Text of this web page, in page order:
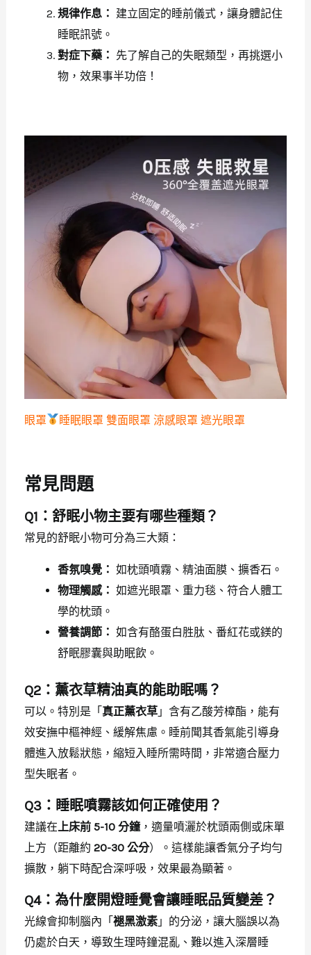
規律作息： 建立固定的睡前儀式，讓身體記住
睡眠訊號。
對症下藥： 先了解自己的失眠類型，再挑選小
物，效果事半功倍！
眼罩 睡眠眼罩 雙面眼罩 涼感眼罩 遮光眼罩
常見問題
Q1：舒眠小物主要有哪些種類？
常見的舒眠小物可分為三大類：
香氛嗅覺： 如枕頭噴霧、精油面膜、擴香石。
物理觸感： 如遮光眼罩、重力毯、符合人體工
學的枕頭。
營養調節： 如含有酪蛋白胜肽、番紅花或鎂的
舒眠膠囊與助眠飲。
Q2：薰衣草精油真的能助眠嗎？
可以。特別是「 真正薰衣草」含有乙酸芳樟酯，能有
效安撫中樞神經、緩解焦慮。睡前聞其香氣能引導身
體進入放鬆狀態，縮短入睡所需時間，非常適合壓力
型失眠者。
Q3：睡眠噴霧該如何正確使用？
建議在上床前 5-10 分鐘，適量噴灑於枕頭兩側或床單
上方（距離約 20-30 公分）。這樣能讓香氣分子均勻
擴散，躺下時配合深呼吸，效果最為顯著。
Q4：為什麼開燈睡覺會讓睡眠品質變差？
光線會抑制腦內「 褪黑激素」的分泌，讓大腦誤以為
仍處於白天，導致生理時鐘混亂、難以進入深層睡